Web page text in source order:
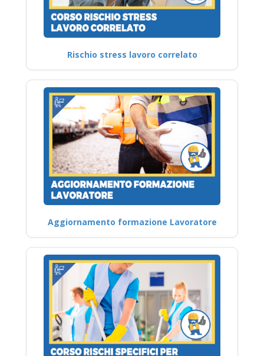
Rischio stress lavoro correlato
Aggiornamento formazione Lavoratore